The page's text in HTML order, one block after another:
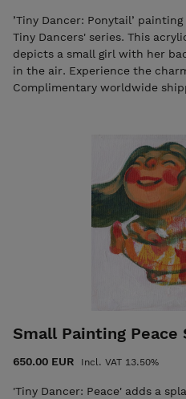
’Tiny Dancer: Ponytail’
Tiny Dancers' series. This
depicts a small girl with her
in the air. Experience the
Complimentary worldwide
Small Painting Peace
650.00 EUR Incl. VAT 13.50%
'Tiny Dancer: Peace' adds a